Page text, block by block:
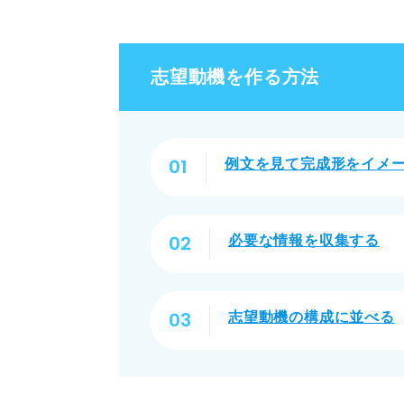
志望動機が書けなくても大丈
志望動機を作る方法
例文を見て完成形をイメ
必要な情報を収集する
志望動機の構成に並べる